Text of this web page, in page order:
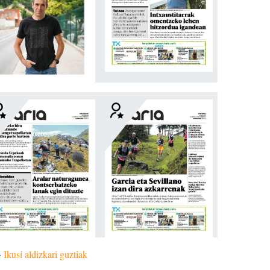
Ikusi aldizkari guztiak